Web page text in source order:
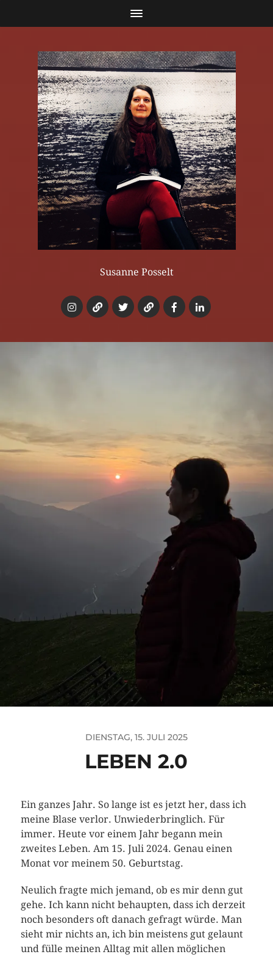
Susanne Posselt
DIENSTAG, 15. JULI 2025
LEBEN 2.0
Ein ganzes Jahr. So lange ist es jetzt her, dass ich
meine Blase verlor. Unwiederbringlich. Für
immer. Heute vor einem Jahr begann mein
zweites Leben. Am 15. Juli 2024. Genau einen
Monat vor meinem 50. Geburtstag.
Neulich fragte mich jemand, ob es mir denn gut
gehe. Ich kann nicht behaupten, dass ich derzeit
noch besonders oft danach gefragt würde. Man
sieht mir nichts an, ich bin meistens gut gelaunt
und fülle meinen Alltag mit allen möglichen